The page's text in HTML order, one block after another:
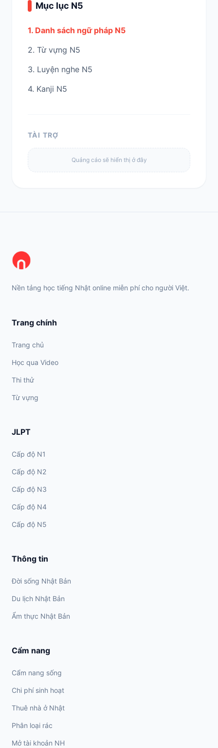
Mục lục N5
1. Danh sách ngữ pháp N5
2. Từ vựng N5
3. Luyện nghe N5
4. Kanji N5
TÀI TRỢ
Quảng cáo sẽ hiển thị ở đây
Nền tảng học tiếng Nhật online miễn phí cho người Việt.
Trang chính
Trang chủ
Học qua Video
Thi thử
Từ vựng
JLPT
Cấp độ N1
Cấp độ N2
Cấp độ N3
Cấp độ N4
Cấp độ N5
Thông tin
Đời sống Nhật Bản
Du lịch Nhật Bản
Ẩm thực Nhật Bản
Cẩm nang
Cẩm nang sống
Chi phí sinh hoạt
Thuê nhà ở Nhật
Phân loại rác
Mở tài khoản NH